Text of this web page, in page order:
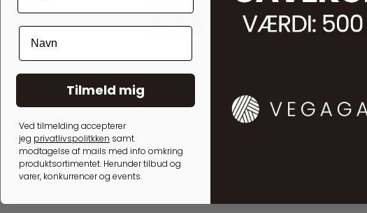
25,00kr.
Tilmeld mig
Ved tilmelding accepterer
jeg privatlivspolitkken samt
modtagelse af mails med info omkring
produktsortimentet. Herunder tilbud og
varer, konkurrencer og events.